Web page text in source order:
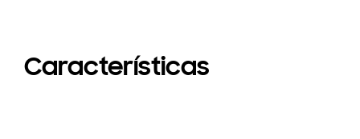
Características